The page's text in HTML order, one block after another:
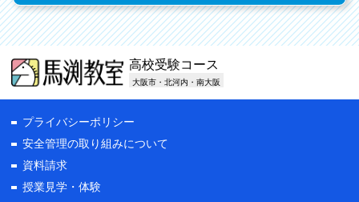
高校受験コース
大阪市・北河内・南大阪
プライバシーポリシー
安全管理の取り組みについて
資料請求
授業見学・体験